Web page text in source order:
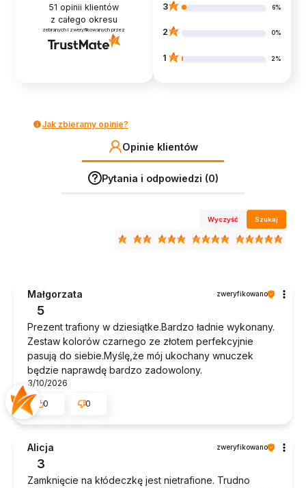
51 opinii klientów
z całego okresu
zebranych i zweryfikowanych przez
3 6%
2 0%
1 2%
Jak zbieramy opinie?
Opinie klientów
Pytania i odpowiedzi (0)
Wyczyść Szukaj
Małgorzata zweryfikowano
5
Prezent trafiony w dziesiątke.Bardzo ładnie wykonany.
Zestaw kolorów czarnego ze złotem perfekcyjnie
pasują do siebie.Myślę,że mój ukochany wnuczek
będzie naprawdę bardzo zadowolony.
3/10/2026
0
0
Alicja zweryfikowano
3
Zamknięcie na kłódeczkę jest nietrafione. Trudno